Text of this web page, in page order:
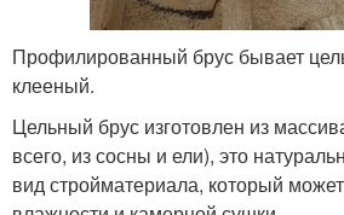
Профилированный брус бывает
клееный.
Цельный брус изготовлен из
всего, из сосны и ели), это
вид стройматериала, который